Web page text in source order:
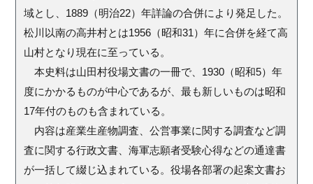
域とし、1889（明治22）年詳論の合併により発足した。
松川以南の高井村とは1956（昭和31）年に合併を経て高
山村となり現在に至っている。
本史料は山田村役場文書の一冊で、1930（昭和5）年
度にかかるものが中心であるが、最も新しいものは昭和
17年付のものも含まれている。
内容は産業生産物調査、公営事業に関する調査など調
査に関する行政文書、海軍志願者受験心得などの通達書
が一括して綴じ込まれている。役場各部署の起案文書お